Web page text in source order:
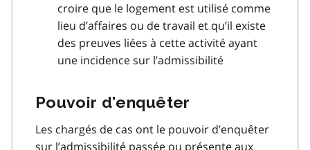
croire que le logement est utilisé comme
lieu d’affaires ou de travail et qu’il existe
des preuves liées à cette activité ayant
une incidence sur l’admissibilité
Pouvoir d’enquêter
Les chargés de cas ont le pouvoir d’enquêter
sur l’admissibilité passée ou présente aux